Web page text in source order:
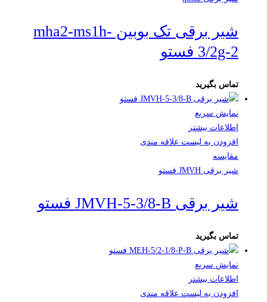
شیر برقی تک بوبین mha2-ms1h-
3/2g-2 فستو
تماس بگیرید
نمایش سریع
اطلاعات بیشتر
افزودن به لیست علاقه مندی
مقایسه
شیر برقی JMVH فستو
شیر برقی JMVH-5-3/8-B فستو
تماس بگیرید
نمایش سریع
اطلاعات بیشتر
افزودن به لیست علاقه مندی